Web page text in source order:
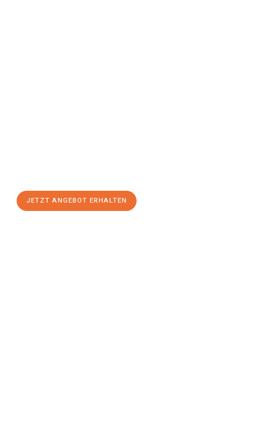
JETZT ANGEBOT ERHALTEN